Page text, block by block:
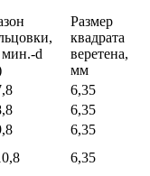
d
Размер
квадрата
веретена,
мм
6,35
6,35
6,35
6,35